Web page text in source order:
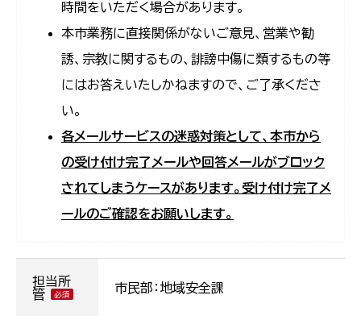
時間をいただく場合があります。
本市業務に直接関係がないご意見、営業や勧
誘、宗教に関するもの、誹謗中傷に類するもの等
にはお答えいたしかねますので、ご了承くださ
い。
各メールサービスの迷惑対策として、本市から
の受け付け完了メールや回答メールがブロック
されてしまうケースがあります。受け付け完了メ
ールのご確認をお願いします。
担当所
管
市民部：地域安全課